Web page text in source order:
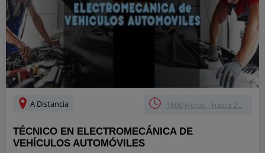
A Distancia 1600 Horas - hasta 2...
TÉCNICO EN ELECTROMECÁNICA DE
VEHÍCULOS AUTOMÓVILES